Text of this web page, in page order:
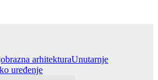
arhitekturaUnutarnje
uređenje